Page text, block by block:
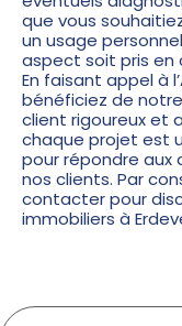
que vous
un usage
aspect soit pris en
En faisant appel à l’
bénéficiez de
client rigoureux et
chaque projet est
pour répondre
nos clients. Par
contacter pour
immobiliers à